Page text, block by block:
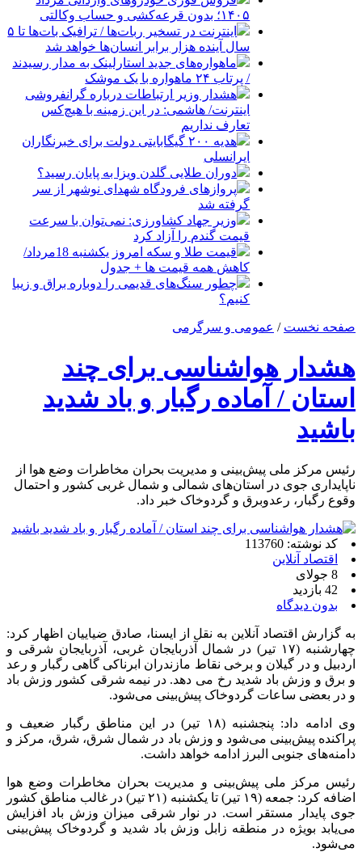
۱۴۰۵؛ بدون قرعه‌کشی و حساب وکالتی
اینترنت در تسخیر ربات‌ها / ترافیک بات‌ها تا ۵
سال آینده هزار برابر انسان‌ها خواهد شد
ماهواره‌های جدید استارلینک به مدار رسیدند
/ پرتاب ۲۴ ماهواره با یک موشک
هشدار وزیر ارتباطات درباره گرانفروشی
اینترنت/ هاشمی: در این زمینه با هیچ‌کس
تعارف نداریم
هدیه ۲۰۰ گیگابایتی دولت برای خبرنگاران
ایرانسلی
دوران طلایی گلدن ویزا به پایان رسید؟
پروازهای فرودگاه شهدای نوشهر از سر
گرفته شد
وزیر جهاد کشاورزی: نمی‌توان با سرعت
قیمت گندم را آزاد کرد
قیمت طلا و سکه امروز یکشنبه 18مرداد/
کاهش همه قیمت ها + جدول
چطور سنگ‌های قدیمی را دوباره براق و زیبا
کنیم؟
صفحه نخست / عمومی و سرگرمی
هشدار هواشناسی برای چند
استان / آماده رگبار و باد شدید
باشید
رئیس مرکز ملی پیش‌بینی و مدیریت بحران مخاطرات وضع هوا از
ناپایداری جوی در استان‌های شمالی و شمال غربی کشور و احتمال
وقوع رگبار، رعدوبرق و گردوخاک خبر داد.
کد نوشته: 113760
اقتصاد آنلاین
8 جولای
42 بازدید
بدون دیدگاه
به گزارش اقتصاد آنلاین به نقل از ایسنا، صادق ضیاییان اظهار کرد:
چهارشنبه (۱۷ تیر) در شمال آذربایجان غربی، آذربایجان شرقی و
اردبیل و در گیلان و برخی نقاط مازندران ابرناکی گاهی رگبار و رعد
و برق و وزش باد شدید رخ می دهد. در نیمه شرقی کشور وزش باد
و در بعضی ساعات گردوخاک پیش‌بینی می‌شود.
وی ادامه داد: پنجشنبه (۱۸ تیر) در این مناطق رگبار ضعیف و
پراکنده پیش‌بینی می‌شود و وزش باد در شمال شرق، شرق، مرکز و
دامنه‌های جنوبی البرز ادامه خواهد داشت.
رئیس مرکز ملی پیش‌بینی و مدیریت بحران مخاطرات وضع هوا
اضافه کرد: جمعه (۱۹ تیر) تا یکشنبه (۲۱ تیر) در غالب مناطق کشور
جوی پایدار مستقر است. در نوار شرقی میزان وزش باد افزایش
می‌یابد بویژه در منطقه زابل وزش باد شدید و گردوخاک پیش‌بینی
می‌شود.